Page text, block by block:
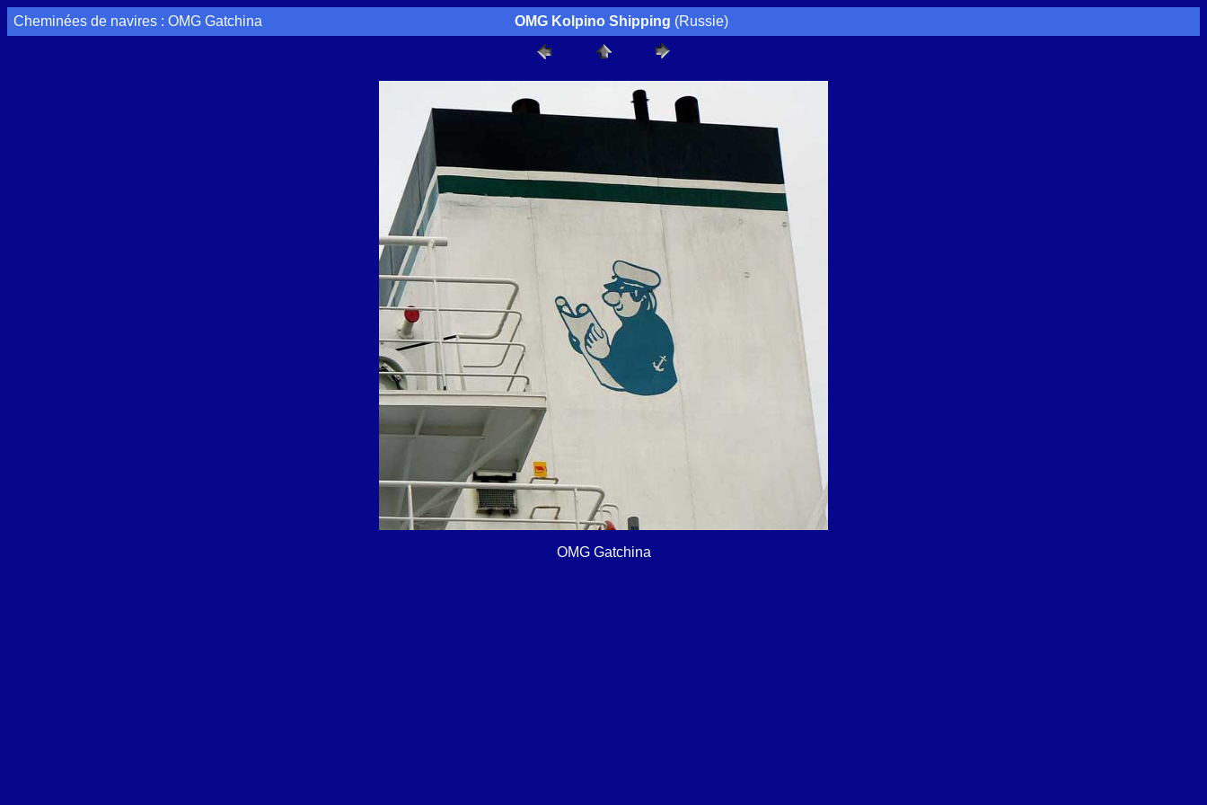
Cheminées de navires : OMG Gatchina OMG Kolpino Shipping (Russie)
OMG Gatchina